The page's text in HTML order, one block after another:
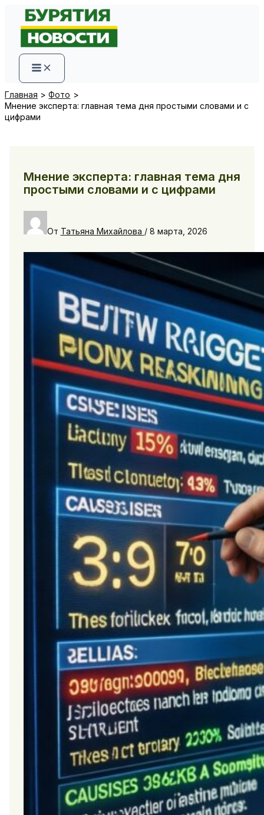
Перейти
содержимому
Главная
Фото
Мнение эксперта: главная тема дня простыми словами и с
цифрами
Мнение эксперта: главная тема дня
простыми словами и с цифрами
От Татьяна Михайлова / 8 марта, 2026